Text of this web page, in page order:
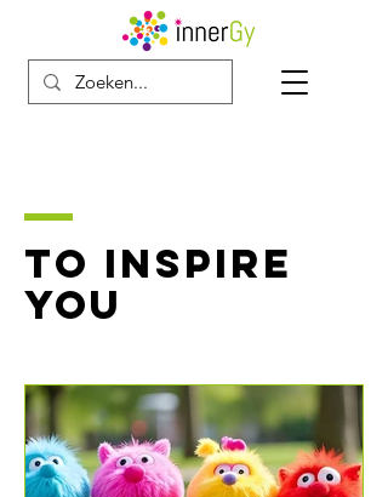
TO INSPIRE
YOU